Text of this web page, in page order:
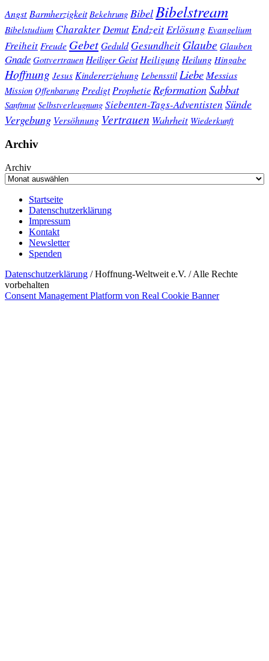
Angst Barmherzigkeit Bekehrung Bibel Bibelstream
Bibelstudium Charakter Demut EndzeitErlösung Evangelium
Freiheit Freude GebetGeduld Gesundheit Glaube Glauben
Gnade Gottvertrauen Heiliger Geist Heiligung Heilung Hingabe
Hoffnung Jesus Kindererziehung Lebensstil Liebe Messias
Mission Offenbarung Predigt Prophetie ReformationSabbat
Sanftmut Selbstverleugnung Siebenten-Tags-Adventisten Sünde
Vergebung Versöhnung Vertrauen Wahrheit Wiederkunft
Archiv
Archiv
Startseite
Datenschutzerklärung
Impressum
Kontakt
Newsletter
Spenden
Datenschutzerklärung / Hoffnung-Weltweit e.V. / Alle Rechte
vorbehalten
Consent Management Platform von Real Cookie Banner